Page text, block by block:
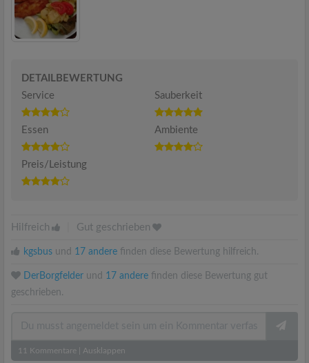
DETAILBEWERTUNG
Service
Sauberkeit
Essen Ambiente
Preis/Leistung
Hilfreich Gut geschrieben
kgsbus und 17 andere finden diese Bewertung hilfreich.
DerBorgfelder und 17 andere finden diese Bewertung gut
geschrieben.
11 Kommentare Ausklappen